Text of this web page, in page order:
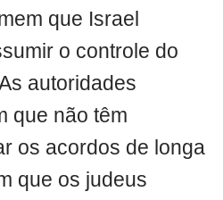
que Israel
o controle do
autoridades
que não têm
os acordos de longa
que os judeus